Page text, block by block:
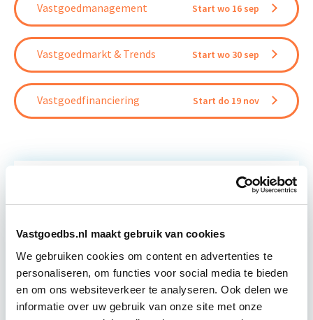
Vastgoedbs.nl maakt gebruik van cookies
We gebruiken cookies om content en advertenties te
personaliseren, om functies voor social media te bieden
en om ons websiteverkeer te analyseren. Ook delen we
informatie over uw gebruik van onze site met onze
Vastgoedmanagement Start wo 16 sep
Vastgoedmarkt & Trends Start wo 30 sep
Vastgoedfinanciering Start do 19 nov
Relevant bij dit artikel
De opleiding Vastgoedmanagement biedt een
helder, integraal denk- en werkmodel om op
strategisch en tactisch niveau jouw